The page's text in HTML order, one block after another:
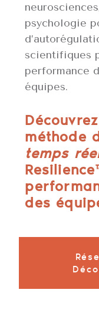
psychologie
scientifiques
performance
équipes.
méthode
temps
des